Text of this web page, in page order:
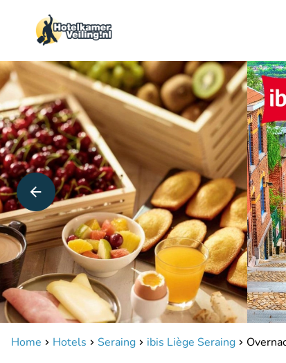
Home Hotels Seraing ibis Liège Seraing